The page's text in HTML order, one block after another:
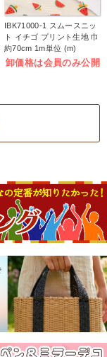
IBK71000-1 スムースニッ
ト イチゴ プリント生地 巾
約70cm 1m単位 (m)
卸価格は会員のみ公開